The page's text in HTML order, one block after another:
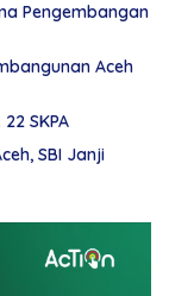
Pengembangan
Aceh
SKPA
SBI Janji